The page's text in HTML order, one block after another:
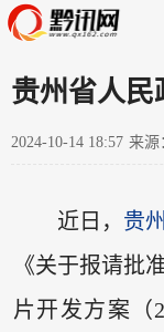
贵州省人民
2024-10-14 18:57 来源
近日， 贵州
《关于报请批
片开发方案（